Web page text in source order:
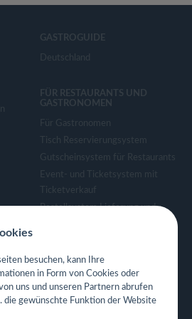
GASTROGUIDE
Deutschland
FÜR RESTAURANTS UND
GASTRONOMEN
Für Gastronomen
Tisch Reservierungsystem
Gutscheinsystem für Restaurants
Event- und Ticketsystem mit
Ticketverkauf
Bestellsystem Lieferung und
Eigene App für Restaurant
besuchen, kann Ihre
in Form von Cookies oder
uns und unseren Partnern abrufen
die gewünschte Funktion der Website